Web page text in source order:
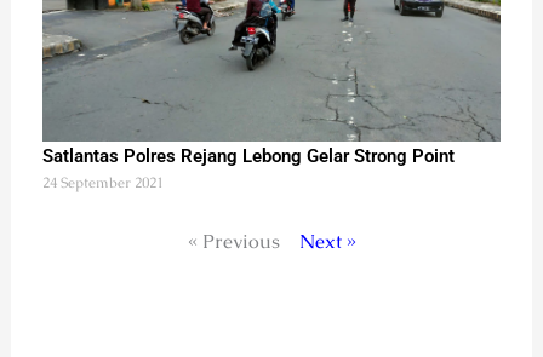
Satlantas Polres Rejang Lebong Gelar Strong Point
24 September 2021
« Previous Next »